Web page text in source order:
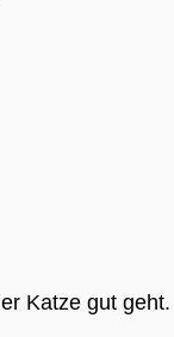
Katze gut geht.